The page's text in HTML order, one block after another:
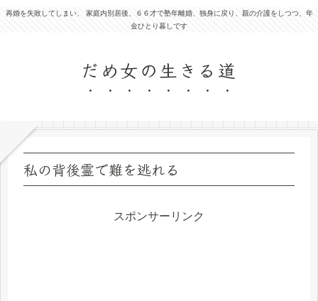
再婚を失敗してしまい、 家庭内別居後、６６才で塾年離婚、独身に戻り、親の介護をしつつ、年
金ひとり暮しです
だめ女の生きる道
私の背後霊で難を逃れる
スポンサーリンク